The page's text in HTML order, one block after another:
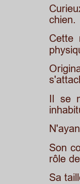
chien.
Cette
Il se
Son
rôle
Sa